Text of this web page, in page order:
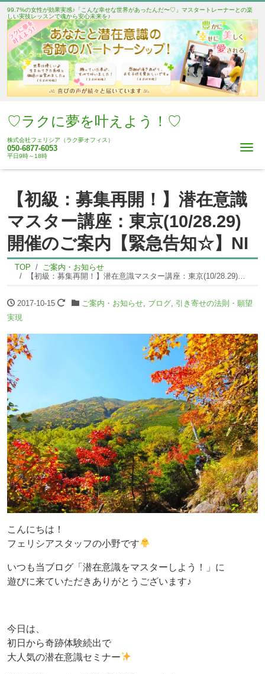
99.7%の女性が効果実感♪「こんな幸せな世界があったんだ〜♡」マスタートレーナーとの楽
しい実技レッスンで魂から安心未来を♪
♡ラクに夢を叶えよう！♡
株式会社フェリシア（ラク夢オフィス）
050-6877-6053
平日9時～18時
【初級：募集再開！】潜在意識
マスター講座：東京(10/28.29)
開催のご案内【緊急告知☆】NI
TOP
ご案内・お知らせ
【初級：募集再開！】潜在意識マスター講座：東京(10/28.29)開催のご案内【緊急告知☆】NI
2017-10-15 ご案内・お知らせ, ブログ, 引き寄せの法則・願望
実現
こんにちは！
フェリシアスタッフの小野です
いつも当ブログ「潜在意識をマスターしよう！」に
遊びに来ていただきありがとうございます♪
今日は、
初日から奇跡体験続出で
大人気の潜在意識セミナー